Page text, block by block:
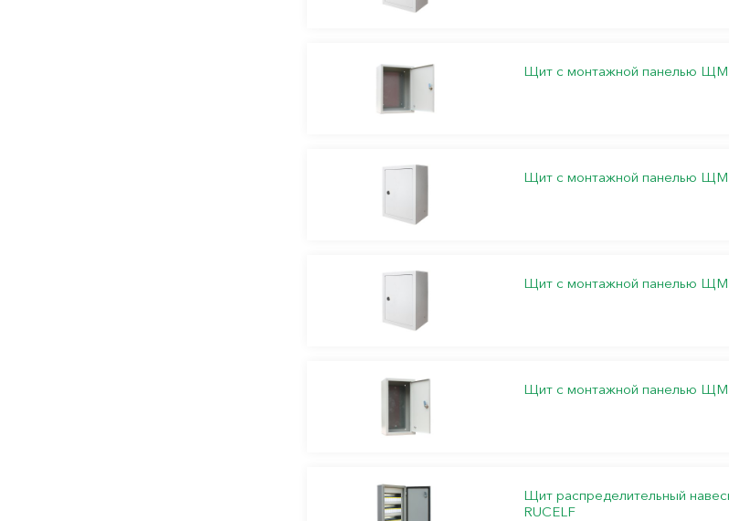
Щит с монтажной панелью
Щит с монтажной панелью
Щит с монтажной панелью
Щит с монтажной панелью
Щит распределительный
RUCELF